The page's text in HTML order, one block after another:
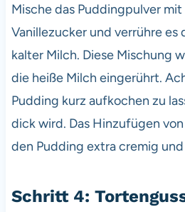
Mische das Puddingpulver
Vanillezucker und verrühre es
kalter Milch. Diese Mischung
die heiße Milch eingerührt.
Pudding kurz aufkochen zu
dick wird. Das Hinzufügen
den Pudding extra cremig
Schritt 4: